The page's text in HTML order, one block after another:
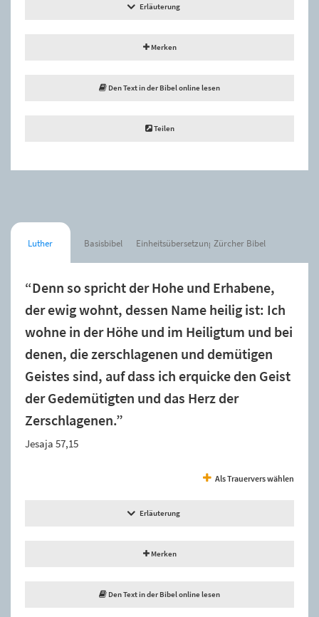
Erläuterung
Merken
Den Text in der Bibel online lesen
Teilen
Luther Basisbibel Einheitsübersetzung Zürcher Bibel
“Denn so spricht der Hohe und Erhabene,
der ewig wohnt, dessen Name heilig ist: Ich
wohne in der Höhe und im Heiligtum und bei
denen, die zerschlagenen und demütigen
Geistes sind, auf dass ich erquicke den Geist
der Gedemütigten und das Herz der
Zerschlagenen.”
Jesaja 57,15
Als Trauervers wählen
Erläuterung
Merken
Den Text in der Bibel online lesen